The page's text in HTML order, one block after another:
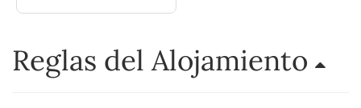
Reglas del Alojamiento